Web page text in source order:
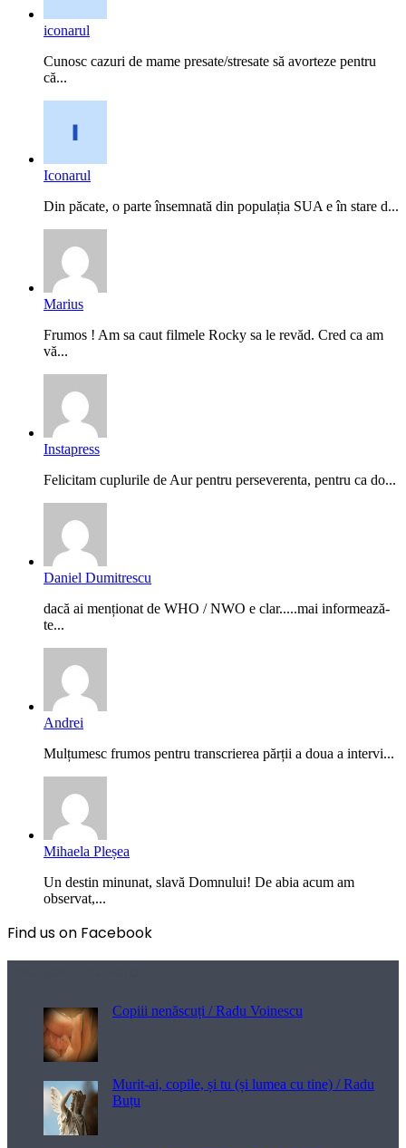
iconarul
Cunosc cazuri de mame presate/stresate să avorteze pentru
că...
Iconarul
Din păcate, o parte însemnată din populația SUA e în stare d...
Marius
Frumos ! Am sa caut filmele Rocky sa le revăd. Cred ca am
vă...
Instapress
Felicitam cuplurile de Aur pentru perseverenta, pentru ca do...
Daniel Dumitrescu
dacă ai menționat de WHO / NWO e clar.....mai informează-
te...
Andrei
Mulțumesc frumos pentru transcrierea părții a doua a intervi...
Mihaela Pleșea
Un destin minunat, slavă Domnului! De abia acum am
observat,...
Find us on Facebook
Copiii nenăscuți / Radu Voinescu
Murit-ai, copile, și tu (și lumea cu tine) / Radu
Buțu